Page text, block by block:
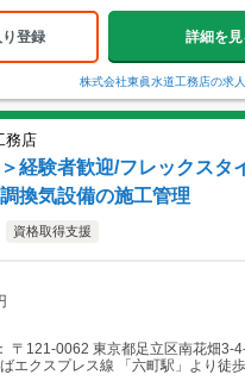
登録 詳細を見
株式会社東眞水道工務店の求
務店
経験者歓迎/フレックスタ
換気設備の施工管理
資格取得支援
〒121-0062 東京都足立区南花畑3-
エクスプレス線 「六町駅」より徒